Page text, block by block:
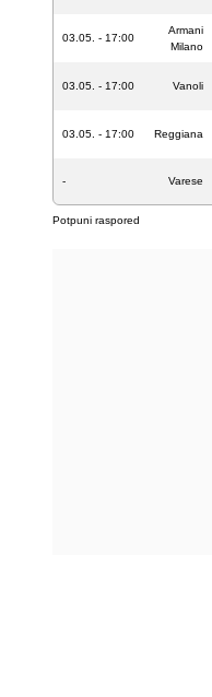
03.05. - 17:00
Armani
Milano
03.05. - 17:00 Vanoli
03.05. - 17:00 Reggiana
- Varese
Potpuni raspored